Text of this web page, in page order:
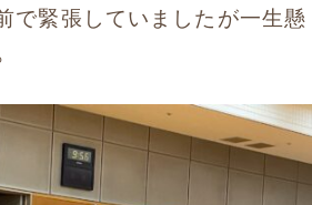
で緊張していましたが一生懸